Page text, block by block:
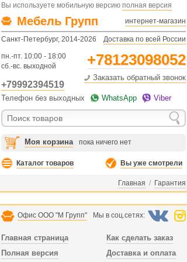
Вы используете мобильную версию полная версия
Мебель Групп интернет-магазин
Санкт-Петербург, 2014-2026 Доставка по всей России
пн.-пт. 10:00 - 18:00
сб.-вс. выходной
+78123098052
+79992394519
Заказать обратный звонок
Телефон без выходных WhatsApp Viber
Моя корзина пока ничего нет
Каталог товаров Вы уже смотрели
Главная / Гарантия
Офис ООО "М Групп" Мы в соц.сетях:
Главная страница
Полная версия
Как сделать заказ
Доставка и оплата